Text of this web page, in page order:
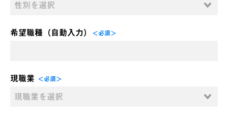
希望職種（自動入力） ＜必須＞
現職業 ＜必須＞